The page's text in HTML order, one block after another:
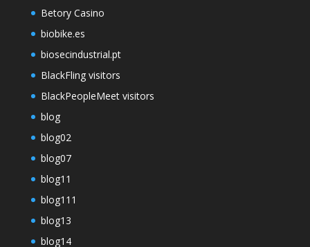
Betory Casino
biobike.es
biosecindustrial.pt
BlackFling visitors
BlackPeopleMeet visitors
blog
blog02
blog07
blog11
blog111
blog13
blog14